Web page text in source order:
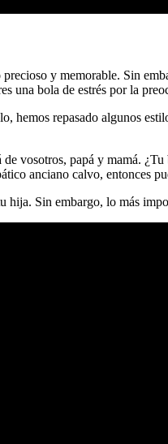
y memorable. Sin
una bola de estrés por la
hemos repasado algunos
vosotros, papá y mamá.
anciano calvo, entonces
Sin embargo, lo más